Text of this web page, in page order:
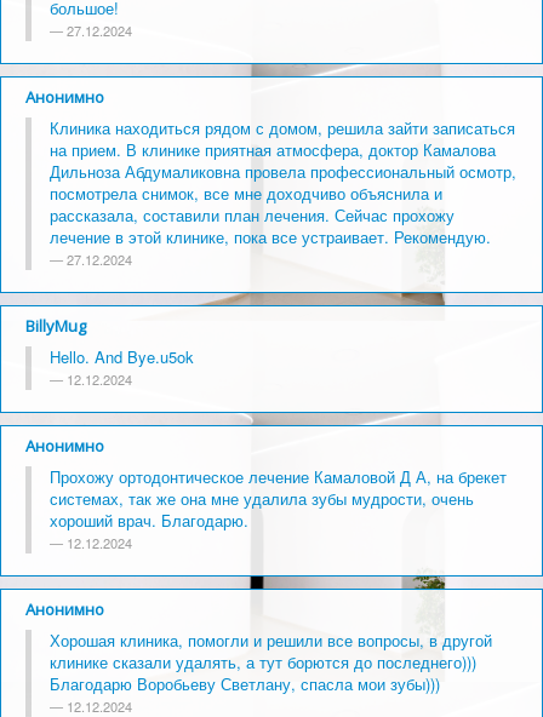
большое!
27.12.2024
Анонимно
Клиника находиться рядом с домом, решила зайти записаться
на прием. В клинике приятная атмосфера, доктор Камалова
Дильноза Абдумаликовна провела профессиональный осмотр,
посмотрела снимок, все мне доходчиво объяснила и
рассказала, составили план лечения. Сейчас прохожу
лечение в этой клинике, пока все устраивает. Рекомендую.
27.12.2024
BillyMug
Hello. And Bye.u5ok
12.12.2024
Анонимно
Прохожу ортодонтическое лечение Камаловой Д А, на брекет
системах, так же она мне удалила зубы мудрости, очень
хороший врач. Благодарю.
12.12.2024
Анонимно
Хорошая клиника, помогли и решили все вопросы, в другой
клинике сказали удалять, а тут борются до последнего)))
Благодарю Воробьеву Светлану, спасла мои зубы)))
12.12.2024